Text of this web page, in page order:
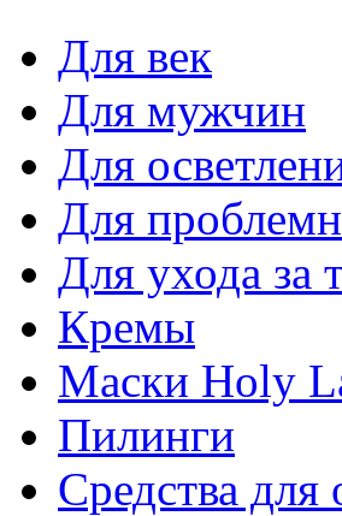
Для век
Для мужчин
Для
Для
Для ухода за
Кремы
Маски Holy
Пилинги
Средства